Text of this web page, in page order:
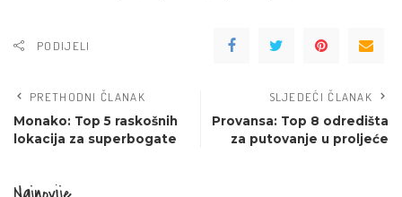
PODIJELI
PRETHODNI ČLANAK
Monako: Top 5 raskošnih
lokacija za superbogate
SLJEDEĆI ČLANAK
Provansa: Top 8 odredišta
za putovanje u proljeće